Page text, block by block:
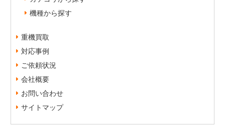
機種から探す
重機買取
対応事例
ご依頼状況
会社概要
お問い合わせ
サイトマップ